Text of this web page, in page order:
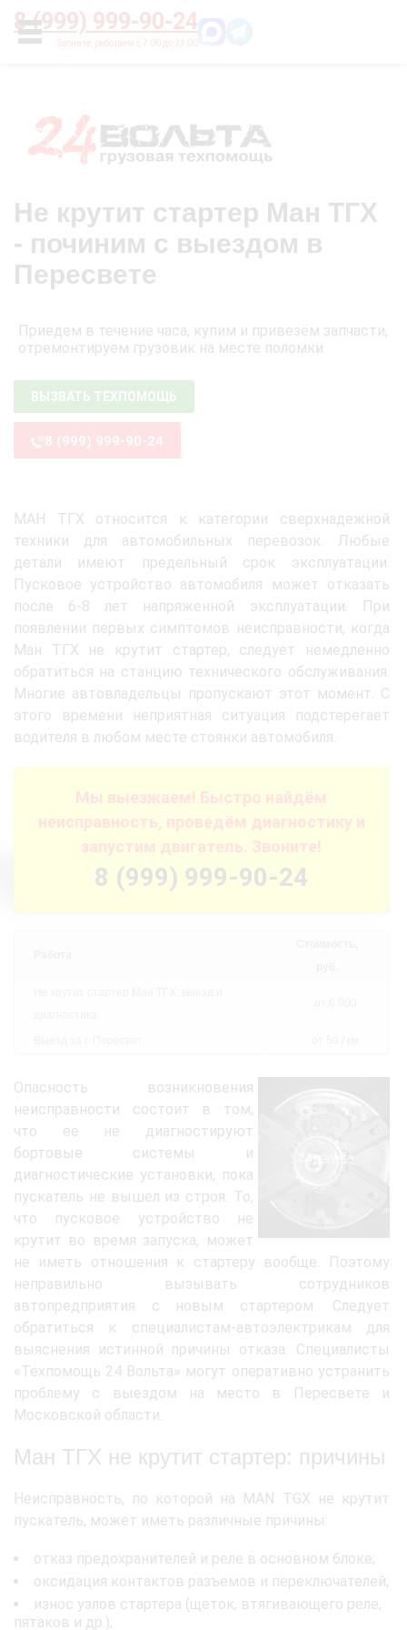
8 (999) 999-90-24
УСЛУГИ
Главная О нас Цены
Не крутит стартер Ман ТГХ
- починим с выездом в
Пересвете
Приедем в течение часа, купим и привезём запчасти,
отремонтируем грузовик на месте поломки
ВЫЗВАТЬ ТЕХПОМОЩЬ
8 (999) 999-90-24
МАН ТГХ относится к категории сверхнадежной
техники для автомобильных перевозок. Любые
детали имеют предельный срок эксплуатации.
Пусковое устройство автомобиля может отказать
после 6-8 лет напряженной эксплуатации. При
появлении первых симптомов неисправности, когда
Ман ТГХ не крутит стартер, следует немедленно
обратиться на станцию технического обслуживания.
Многие автовладельцы пропускают этот момент. С
этого времени неприятная ситуация подстерегает
водителя в любом месте стоянки автомобиля.
Мы выезжаем! Быстро найдём
неисправность, проведём диагностику и
запустим двигатель. Звоните!
8 (999) 999-90-24
Опасность возникновения
неисправности состоит в том,
что ее не диагностируют
бортовые системы и
диагностические установки, пока
пускатель не вышел из строя. То,
что пусковое устройство не
крутит во время запуска, может
не иметь отношения к стартеру вообще. Поэтому
неправильно вызывать сотрудников
автопредприятия с новым стартером. Следует
обратиться к специалистам-автоэлектрикам для
выяснения истинной причины отказа. Специалисты
«Техпомощь 24 Вольта» могут оперативно устранить
проблему с выездом на место в Пересвете и
Московской области.
Ман ТГХ не крутит стартер: причины
Неисправность, по которой на MAN TGX не крутит
пускатель, может иметь различные причины:
отказ предохранителей и реле в основном блоке;
оксидация контактов разъемов и переключателей;
износ узлов стартера (щеток, втягивающего реле,
пятаков и др.);